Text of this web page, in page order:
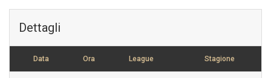
Dettagli
Data Ora League Stagione